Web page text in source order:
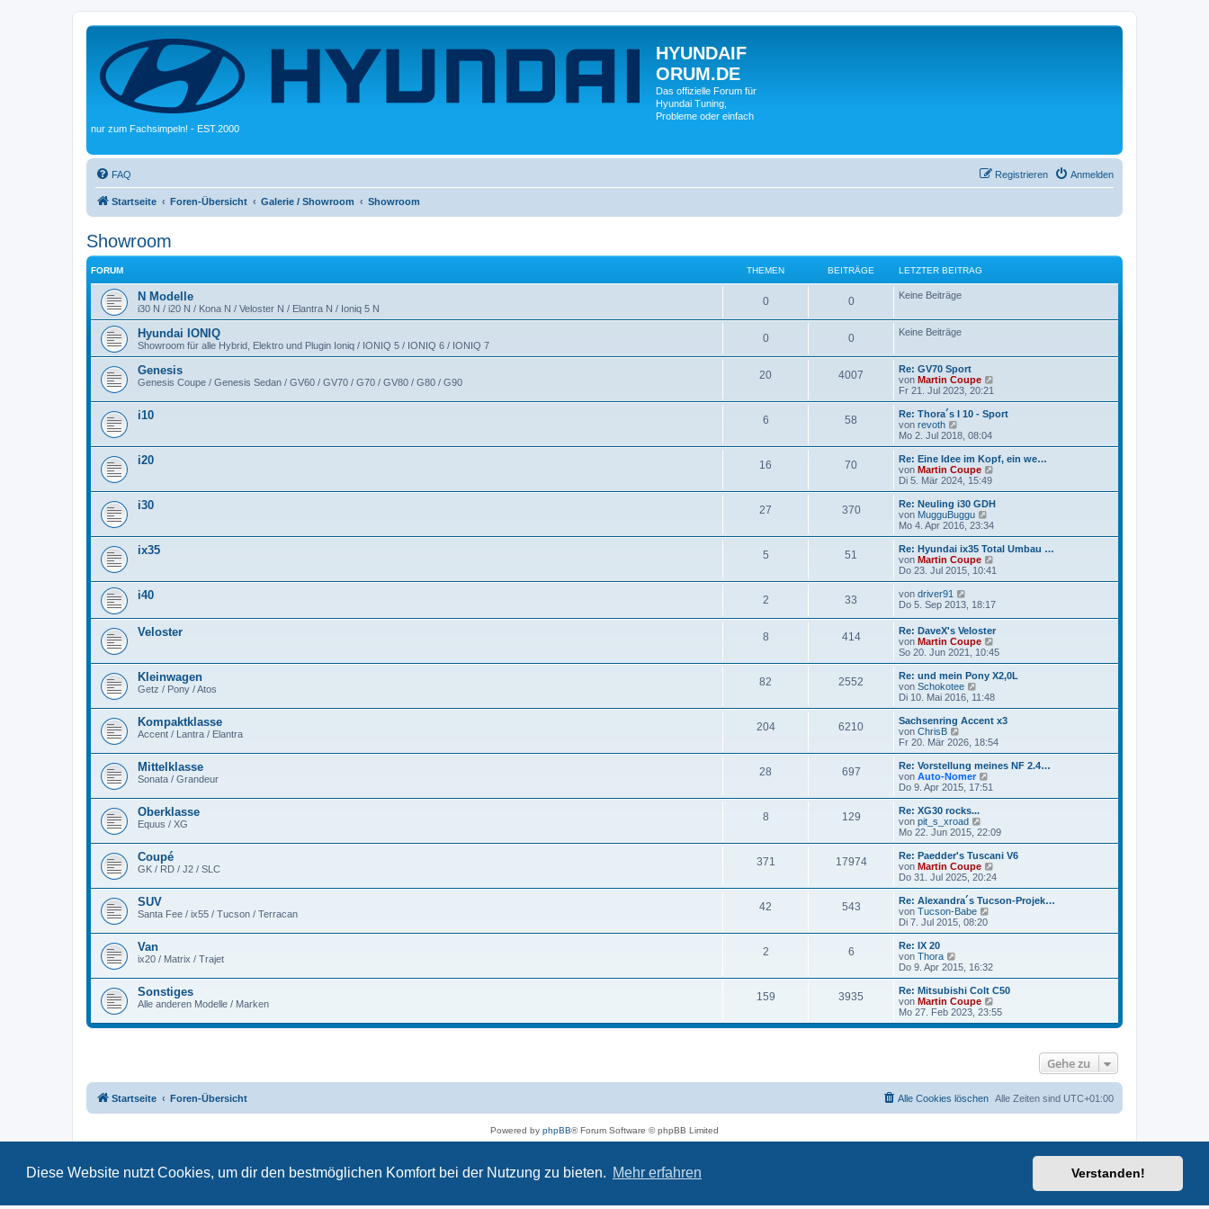
Diese Website nutzt Cookies, um dir den bestmöglichen Komfort bei der Nutzung zu bieten. Mehr erfahren Verstanden!
HYUNDAIF
ORUM.DE
Das offizielle Forum für
Hyundai Tuning,
Probleme oder einfach
nur zum Fachsimpeln! - EST.2000
FAQ Anmelden
Registrieren
Startseite Foren-Übersicht Galerie / Showroom Showroom
Showroom
FORUM THEMEN BEITRÄGE LETZTER BEITRAG
N Modelle
i30 N / i20 N / Kona N / Veloster N / Elantra N / Ioniq 5 N
0 0 Keine Beiträge
Hyundai IONIQ
Showroom für alle Hybrid, Elektro und Plugin Ioniq / IONIQ 5 / IONIQ 6 / IONIQ 7
0 0 Keine Beiträge
Genesis
Genesis Coupe / Genesis Sedan / GV60 / GV70 / G70 / GV80 / G80 / G90
20 4007
Re: GV70 Sport
von Martin Coupe
u
e
B
r
Fr 21. Jul 2023, 20:21
i10 6 58
Re: Thora´s I 10 - Sport
von revoth
e
u
e
s
t
e
r
B
e
i
r
a
g
Mo 2. Jul 2018, 08:04
i20 16 70
Re: Eine Idee im Kopf, ein we…
von Martin Coupe
u
e
r
B
e
i
g
Di 5. Mär 2024, 15:49
i30 27 370
Re: Neuling i30 GDH
von MugguBuggu
e
u
e
s
t
B
e
i
t
r
a
g
Mo 4. Apr 2016, 23:34
ix35 5 51
Re: Hyundai ix35 Total Umbau …
von Martin Coupe
e
u
s
e
r
e
i
t
a
g
Do 23. Jul 2015, 10:41
i40 2 33 von driver91
e
s
t
e
r
B
e
i
t
r
g
Do 5. Sep 2013, 18:17
Veloster 8 414
Re: DaveX's Veloster
von Martin Coupe
e
u
e
t
B
e
i
r
So 20. Jun 2021, 10:45
Kleinwagen
Getz / Pony / Atos
82 2552
Re: und mein Pony X2,0L
von Schokotee
e
u
e
t
B
e
r
a
g
Di 10. Mai 2016, 11:48
Kompaktklasse
Accent / Lantra / Elantra
204 6210
Sachsenring Accent x3
von ChrisB
e
u
e
s
t
e
r
B
e
i
r
a
g
Fr 20. Mär 2026, 18:54
Mittelklasse
Sonata / Grandeur
28 697
Re: Vorstellung meines NF 2.4…
von Auto-Nomer
e
u
t
B
e
i
r
Do 9. Apr 2015, 17:51
Oberklasse
Equus / XG
8 129
Re: XG30 rocks...
von pit_s_xroad
e
u
e
s
t
r
B
e
i
g
Mo 22. Jun 2015, 22:09
Coupé
GK / RD / J2 / SLC
371 17974
Re: Paedder's Tuscani V6
von Martin Coupe
e
u
e
r
g
Do 31. Jul 2025, 20:24
SUV
Santa Fee / ix55 / Tucson / Terracan
42 543
Re: Alexandra´s Tucson-Projek…
von Tucson-Babe
u
t
r
B
e
i
t
Di 7. Jul 2015, 08:20
Van
ix20 / Matrix / Trajet
2 6
Re: IX 20
von Thora
e
u
e
s
t
r
r
a
Do 9. Apr 2015, 16:32
Sonstiges
Alle anderen Modelle / Marken
159 3935
Re: Mitsubishi Colt C50
von Martin Coupe
e
u
e
a
Mo 27. Feb 2023, 23:55
Gehe zu
Startseite Foren-Übersicht Alle Zeiten sind UTC+01:00
Alle Cookies löschen
Powered by phpBB® Forum Software © phpBB Limited